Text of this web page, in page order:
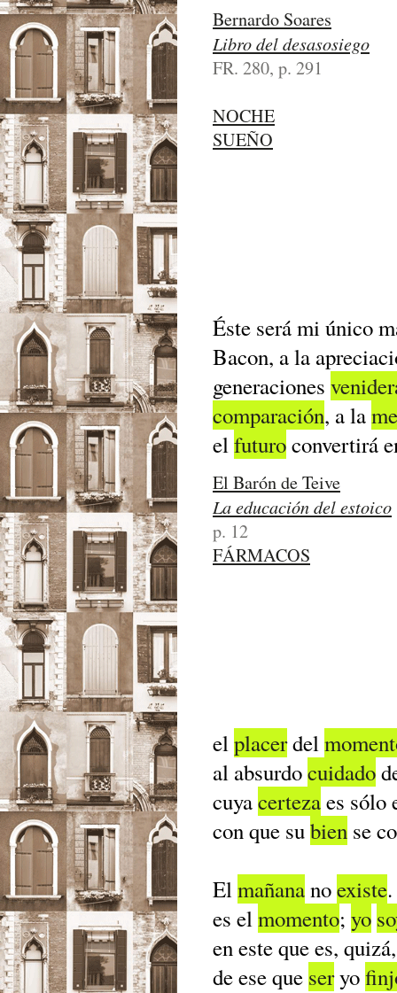
Bernardo Soares
Libro del desasosiego
FR. 280, p. 291
NOCHE
SUEÑO
Éste será mi único
Bacon, a la
generaciones
comparación, a la
elfuturoconvertirá
El Barón de Teive
La educación del estoico
p. 12
FÁRMACOS
elplacerdel
al absurdocuidado
cuyacertezaes sólo
con que subien se
Elmañananoexiste
es elmomento; yo
en este que es,
de ese que seryo